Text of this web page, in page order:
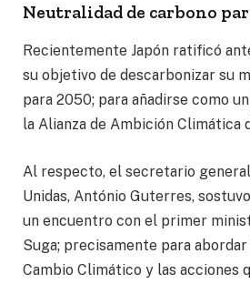
Neutralidad de carbono
Recientemente Japón ratificó
su objetivo de descarbonizar su
para 2050; para añadirse como
la Alianza de Ambición Climática
Al respecto, el secretario
Unidas, António Guterres,
un encuentro con el primer
Suga; precisamente para
Cambio Climático y las acciones